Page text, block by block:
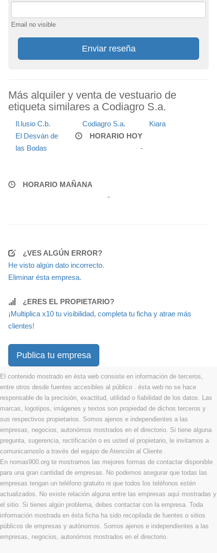
Email no visible
Enviar reseña
Más alquiler y venta de vestuario de
etiqueta similares a Codiagro S.a.
Il.lusio C.b. Codiagro S.a.
Kiara
El Desván de
las Bodas
HORARIO HOY
-
HORARIO MAÑANA
-
¿VES ALGÚN ERROR?
He visto algún dato incorrecto.
Eliminar ésta empresa.
¿ERES EL PROPIETARIO?
¡Multiplica x10 tu visibilidad, completa tu ficha y atrae más
clientes!
Publica tu empresa
El contenido mostrado en ésta web consiste en información de terceros,
entre otros desde fuentes accesibles al público . ésta web no se hace
responsable de la precisión, exactitud, utilidad o fiabilidad de los datos. Las
marcas, logotipos, imágenes y textos son propiedad de dichos terceros y
sus respectivos propietarios. Somos ajenos e independientes a las
empresas, negocios, autonómos mostrados en el directorio. Si tiene alguna
pregunta, sugerencia, rectificación o es usted el propietario, le invitamos a
comunicarnoslo a través del equipo de Atención al Cliente
En nomas900.org te mostramos las mejores formas de contactar disponible
para una gran cantidad de empresas. No podemos asegurar que todas las
empresas tengan un teléfono gratuito ni que todos los teléfonos estén
actualizados. No existe relación alguna entre las empresas aquí mostradas y
el sitio. Si tienes algún problema, debes contactar con la empresa. Toda
información mostrada en ésta ficha ha sido recopilada de fuentes o sitios
públicos de empresas y autónomos. Somos ajenos e independientes a las
empresas, negocios, autonómos mostrados en el directorio.